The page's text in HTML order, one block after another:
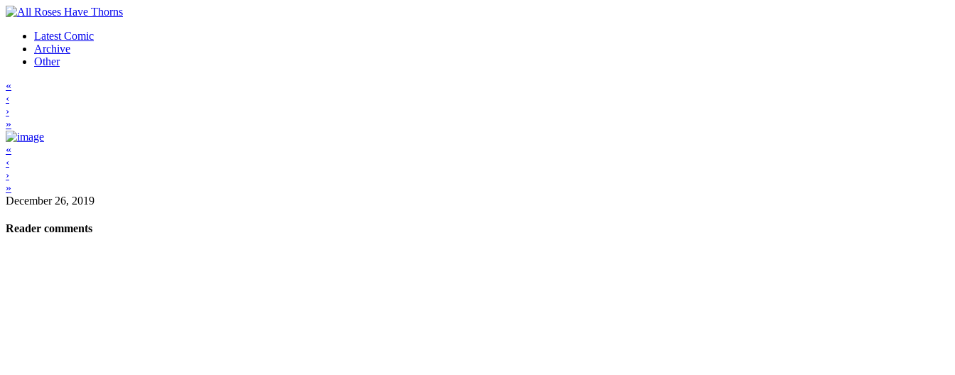
Latest Comic
Archive
Other
«
‹
›
»
«
‹
›
»
December 26, 2019
Reader comments